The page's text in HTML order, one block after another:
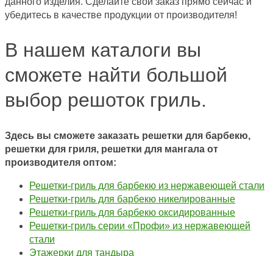
убедитесь в качестве продукции от производителя!
В нашем каталоги вы
сможете найти большой
выбор решоток гриль.
Здесь вы сможете заказать решетки для барбекю,
решетки для гриля, решетки для мангала от
производителя оптом:
Решетки-гриль для барбекю из нержавеющей стали
Решетки-гриль для барбекю никелированные
Решетки-гриль для барбекю оксидированные
Решетки-гриль серии «Профи» из нержавеющей
стали
Этажерки для тандыра